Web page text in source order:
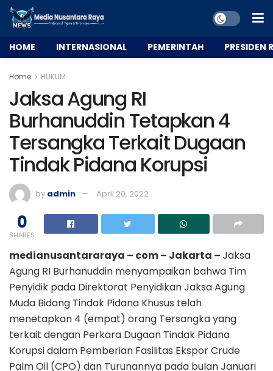
HOME INTERNASIONAL PEMERINTAH PRESIDEN
Home HUKUM
Jaksa Agung RI
Burhanuddin Tetapkan 4
Tersangka Terkait Dugaan
Tindak Pidana Korupsi
by admin April 20, 2022
0
SHARES
medianusantararaya – com – Jakarta –Jaksa
Agung RI Burhanuddin menyampaikan bahwa Tim
Penyidik pada Direktorat Penyidikan Jaksa Agung
Muda Bidang Tindak Pidana Khusus telah
menetapkan 4 (empat) orang Tersangka yang
terkait dengan Perkara Dugaan Tindak Pidana
Korupsi dalam Pemberian Fasilitas Ekspor Crude
Palm Oil (CPO) dan Turunannya pada bulan Januari